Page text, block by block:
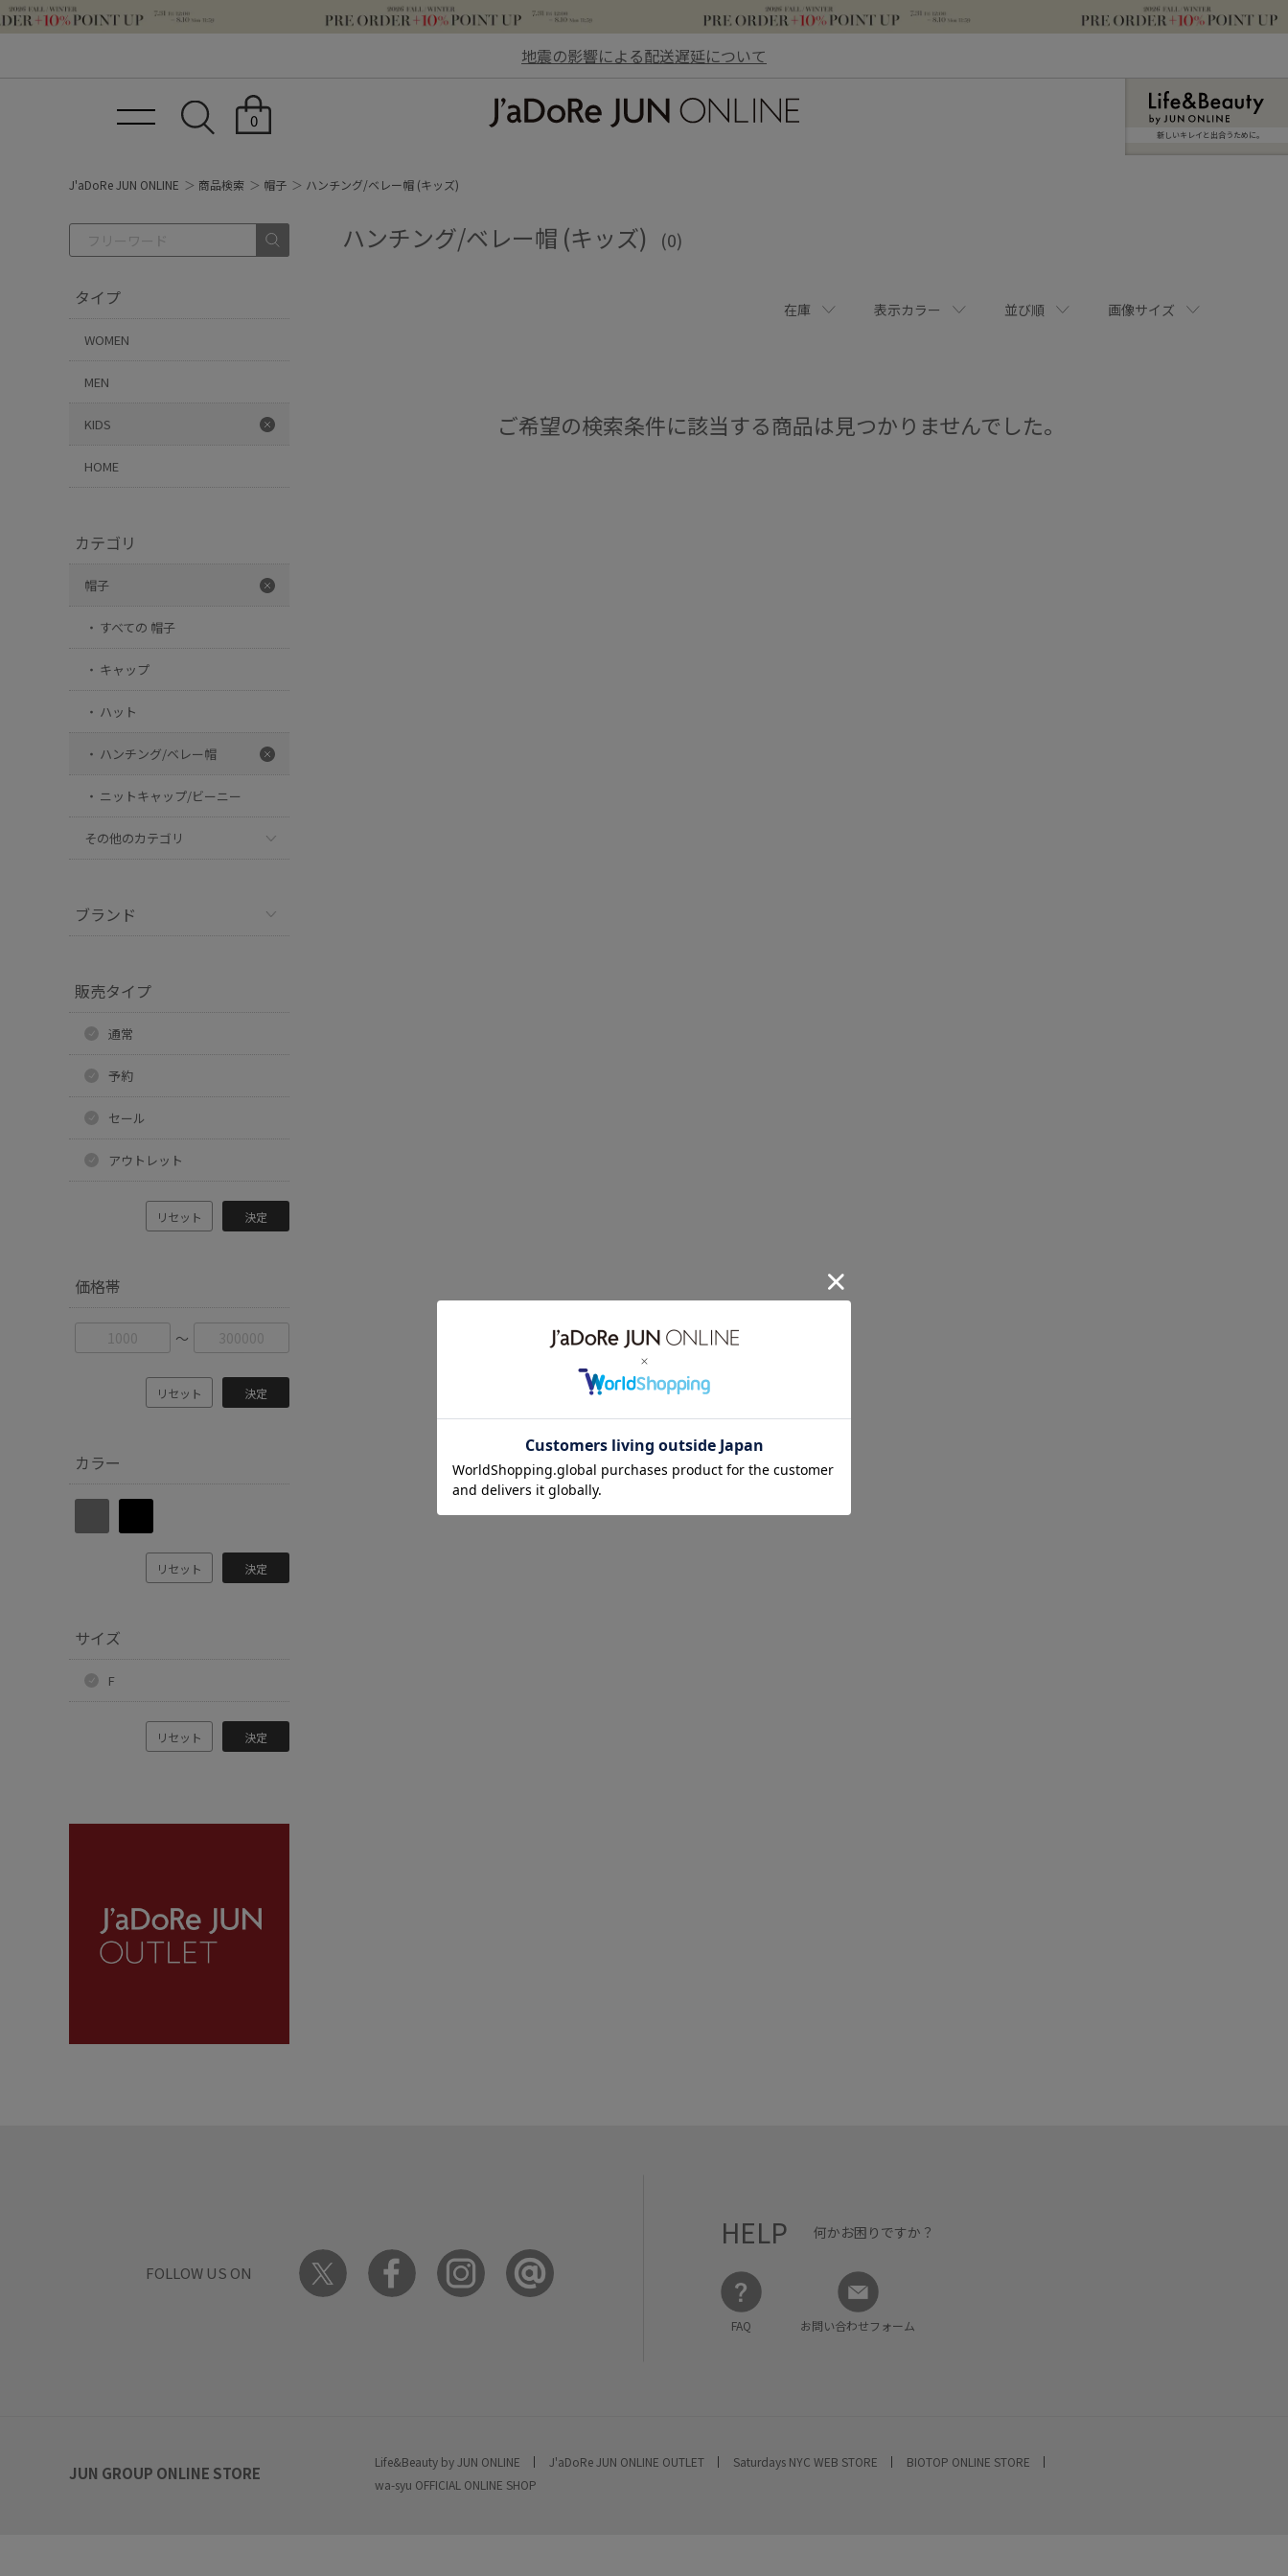
地震の影響による配送遅延について
0
新しいキレイと出合うために。
J'aDoRe JUN ONLINE 商品検索 帽子 ハンチング/ベレー帽 (キッズ)
タイプ
WOMEN
MEN
KIDS
HOME
カテゴリ
帽子
すべての 帽子
キャップ
ハット
ハンチング/ベレー帽
ニットキャップ/ビーニー
その他のカテゴリ
ブランド
販売タイプ
通常
予約
セール
アウトレット
リセット 決定
価格帯
〜
リセット 決定
カラー
リセット 決定
サイズ
F
リセット 決定
ハンチング/ベレー帽 (キッズ) (0)
在庫 表示カラー 並び順 画像サイズ
ご希望の検索条件に該当する商品は見つかりませんでした。
FOLLOW US ON
HELP 何かお困りですか？
FAQ お問い合わせフォーム
JUN GROUP ONLINE STORE
Life&Beauty by JUN ONLINE J'aDoRe JUN ONLINE OUTLET Saturdays NYC WEB STORE
BIOTOP ONLINE STORE
wa-syu OFFICIAL ONLINE SHOP